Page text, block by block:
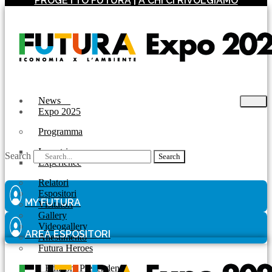
News
Expo 2025
Programma
Incontri
Experience
Relatori
Espositori
Visitatori
Gallery
Videogallery
Allestimento
Futura Heroes
| Edizioni Precendenti
Search Search
MY FUTURA
AREA ESPOSITORI